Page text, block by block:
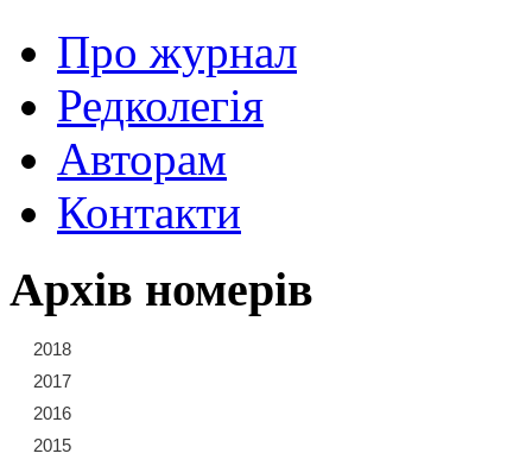
Про журнал
Редколегія
Авторам
Контакти
Архів номерів
2018
2017
2016
2015